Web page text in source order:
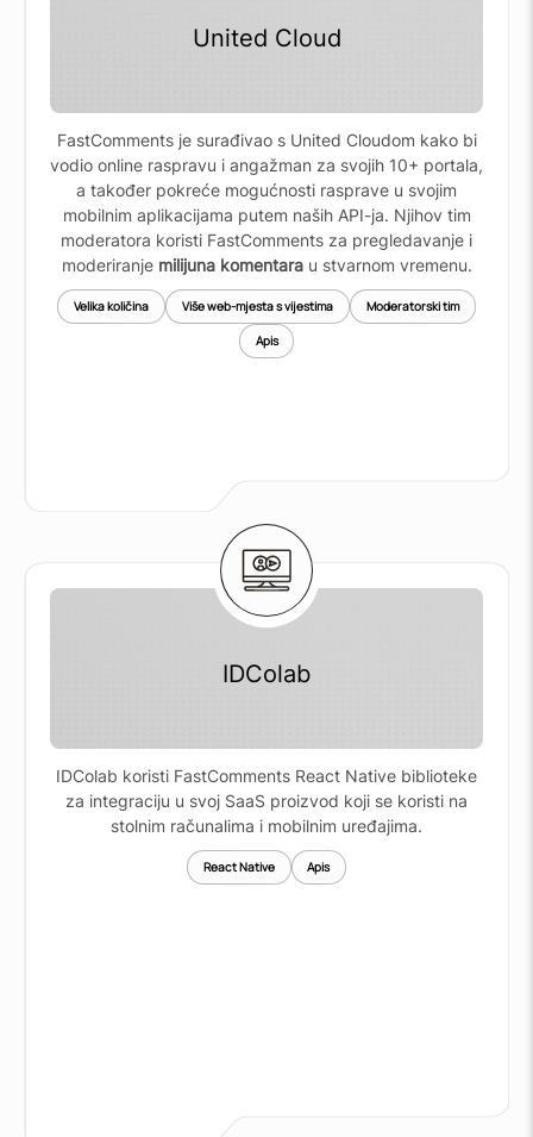
United Cloud
FastComments je surađivao s United Cloudom kako bi
vodio online raspravu i angažman za svojih 10+ portala,
a također pokreće mogućnosti rasprave u svojim
mobilnim aplikacijama putem naših API-ja. Njihov tim
moderatora koristi FastComments za pregledavanje i
moderiranje milijuna komentarau stvarnom vremenu.
Velika količina Više web-mjesta s vijestima Moderatorski tim
Apis
IDColab
IDColab koristi FastComments React Native biblioteke
za integraciju u svoj SaaS proizvod koji se koristi na
stolnim računalima i mobilnim uređajima.
React Native Apis